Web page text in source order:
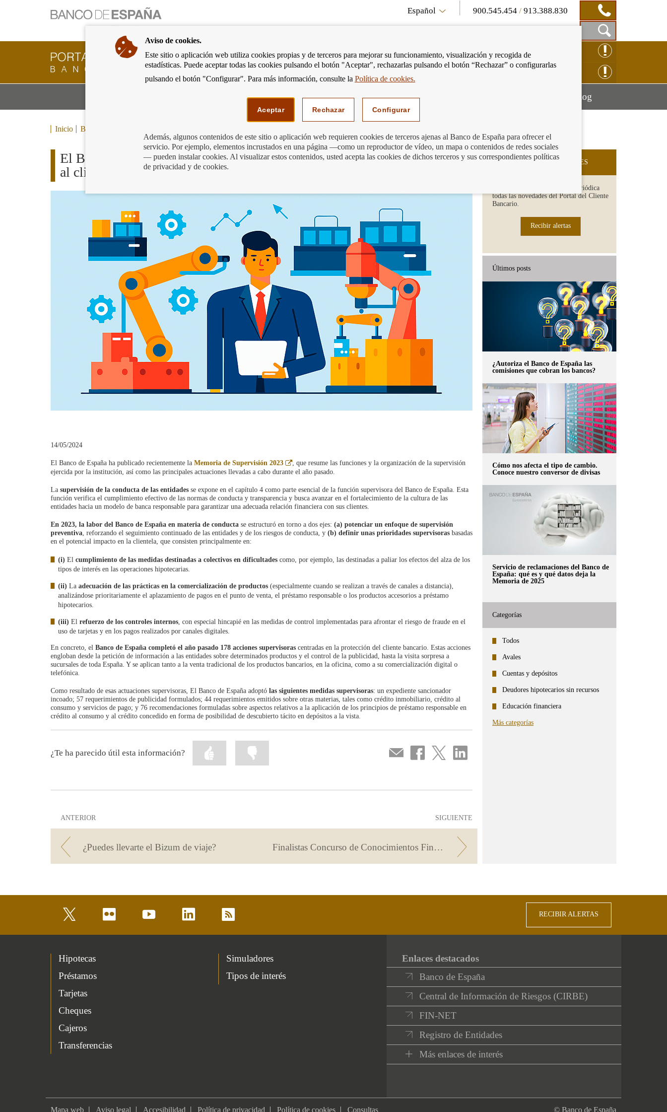
Ir
a
página
de
inicio
del
Español 900.545.454 /913.388.830
Mostrar
Caja
de
Búsqueda
Cliente
Bancario
Banco
ir
a
RECLAMACIÓN ONLINE
Podemos ayudarte Mostrar
menú
BlogMostrar
Inicio Blog
El Banco de España completó 178 actividades supervisoras de protección
al cliente
14/05/2024
El Banco de España ha publicado recientemente la Memoria de Supervisión 2023
Abre
en
ventana
, que resume las funciones y la organización de la supervisión
ejercida por la institución, así como las principales actuaciones llevadas a cabo durante el año pasado.
La supervisión de la conducta de las entidades se expone en el capítulo 4 como parte esencial de la función supervisora del Banco de España. Esta
función verifica el cumplimiento efectivo de las normas de conducta y transparencia y busca avanzar en el fortalecimiento de la cultura de las
entidades hacia un modelo de banca responsable para garantizar una adecuada relación financiera con sus clientes.
En 2023, la labor del Banco de España en materia de conducta se estructuró en torno a dos ejes: (a) potenciar un enfoque de supervisión
preventiva, reforzando el seguimiento continuado de las entidades y de los riesgos de conducta, y (b) definir unas prioridades supervisoras basadas
en el potencial impacto en la clientela, que consisten principalmente en:
(i) El cumplimiento de las medidas destinadas a colectivos en dificultades como, por ejemplo, las destinadas a paliar los efectos del alza de los
tipos de interés en las operaciones hipotecarias.
(ii) La adecuación de las prácticas en la comercialización de productos (especialmente cuando se realizan a través de canales a distancia),
analizándose prioritariamente el aplazamiento de pagos en el punto de venta, el préstamo responsable o los productos accesorios a préstamo
hipotecarios.
(iii) El refuerzo de los controles internos, con especial hincapié en las medidas de control implementadas para afrontar el riesgo de fraude en el
uso de tarjetas y en los pagos realizados por canales digitales.
En concreto, el Banco de España completó el año pasado 178 acciones supervisoras centradas en la protección del cliente bancario. Estas acciones
engloban desde la petición de información a las entidades sobre determinados productos y el control de la publicidad, hasta la visita sorpresa a
sucursales de toda España. Y se aplican tanto a la venta tradicional de los productos bancarios, en la oficina, como a su comercialización digital o
telefónica.
Como resultado de esas actuaciones supervisoras, El Banco de España adoptó las siguientes medidas supervisoras: un expediente sancionador
incoado; 57 requerimientos de publicidad formulados; 44 requerimientos emitidos sobre otras materias, tales como crédito inmobiliario, crédito al
consumo y servicios de pago; y 76 recomendaciones formuladas sobre aspectos relativos a la aplicación de los principios de préstamo responsable en
crédito al consumo y al crédito concedido en forma de posibilidad de descubierto tácito en depósitos a la vista.
Compartir
por
Compartir
en
Compartir
en
Compartir
en
¿Te ha parecido útil esta información?
Marcar
información
ANTERIOR
¿Puedes llevarte el Bizum de viaje?
SIGUIENTE
Finalistas Concurso de Conocimientos Financieros
SUSCRIPCIÓN A NOVEDADES
Recibe en tu email de forma periódica
todas las novedades del Portal del Cliente
Bancario.
Recibir alertas
Últimos posts
¿Autoriza el Banco de España las
comisiones que cobran los bancos?
Cómo nos afecta el tipo de cambio.
Conoce nuestro conversor de divisas
Servicio de reclamaciones del Banco de
España: qué es y qué datos deja la
Memoria de 2025
Categorías
Todos
Avales
Cuentas y depósitos
Deudores hipotecarios sin recursos
Educación financiera
Más categorías
flickr youtube linkedin rss RECIBIR ALERTAS
Hipotecas
Préstamos
Tarjetas
Cheques
Cajeros
Transferencias
Simuladores
Tipos de interés
Enlaces destacados
Banco de España
Central de Información de Riesgos (CIRBE)
FIN-NET
Registro de Entidades
Más enlaces de interés
Mapa web Aviso legal Accesibilidad Política de privacidad Política de cookies Consultas © Banco de España
Aviso de cookies.
Este sitio o aplicación web utiliza cookies propias y de terceros para mejorar su funcionamiento, visualización y recogida de
estadísticas. Puede aceptar todas las cookies pulsando el botón "Aceptar", rechazarlas pulsando el botón “Rechazar” o configurarlas
pulsando el botón "Configurar". Para más información, consulte la Política de cookies.
Aceptar Rechazar Configurar
Además, algunos contenidos de este sitio o aplicación web requieren cookies de terceros ajenas al Banco de España para ofrecer el
servicio. Por ejemplo, elementos incrustados en una página —como un reproductor de vídeo, un mapa o contenidos de redes sociales
— pueden instalar cookies. Al visualizar estos contenidos, usted acepta las cookies de dichos terceros y sus correspondientes políticas
de privacidad y de cookies.